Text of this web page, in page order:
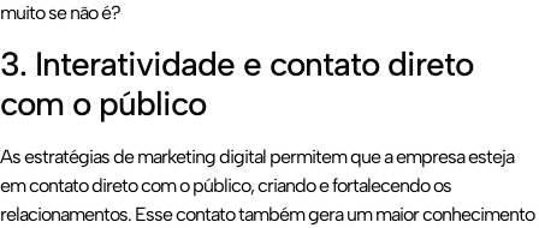
muito se não é?
3. Interatividade e contato direto
com o público
As estratégias de marketing digital permitem que a empresa esteja
em contato direto com o público, criando e fortalecendo os
relacionamentos. Esse contato também gera um maior conhecimento